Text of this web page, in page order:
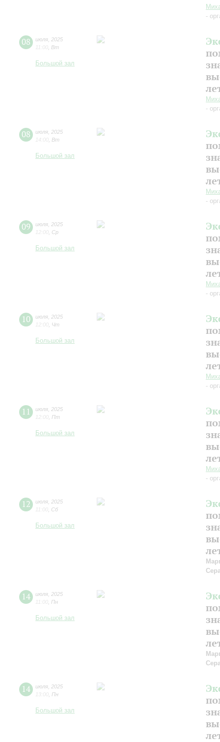
-
08 июля 2025
11:00 Вт
Большой зал
-
08 июля 2025
14:00 Вт
Большой зал
-
09 июля 2025
12:00 Ср
Большой зал
-
10 июля 2025
12:00 Чт
Большой зал
-
11 июля 2025
12:00 Пт
Большой зал
-
12 июля 2025
11:00 Сб
Большой зал
14 июля 2025
11:00 Пн
Большой зал
14 июля 2025
13:00 Пн
Большой зал